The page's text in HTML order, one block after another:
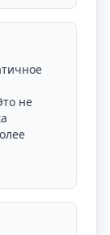
не